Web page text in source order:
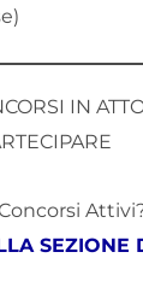
IN
SEZIONE